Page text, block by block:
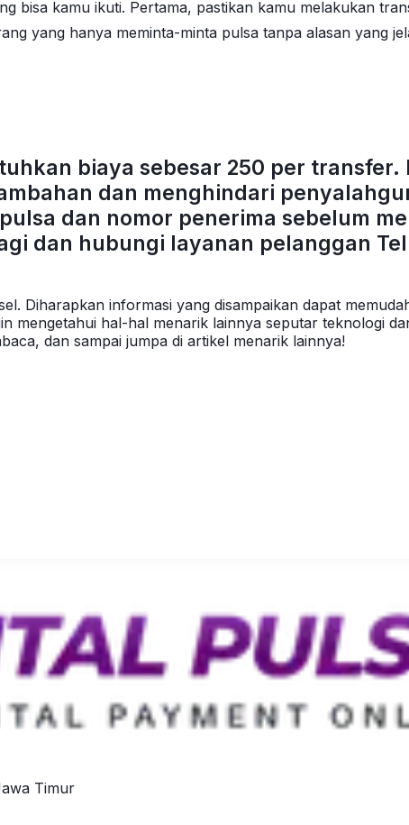
bisa kamu ikuti. Pertama, pastikan kamu melakukan
yang hanya meminta-minta pulsa tanpa alasan yang
biaya sebesar 250 per transfer.
dan menghindari
dan nomor penerima sebelum
dan hubungi layanan pelanggan
Diharapkan informasi yang disampaikan dapat
mengetahui hal-hal menarik lainnya seputar teknologi
dan sampai jumpa di artikel menarik lainnya!
Timur